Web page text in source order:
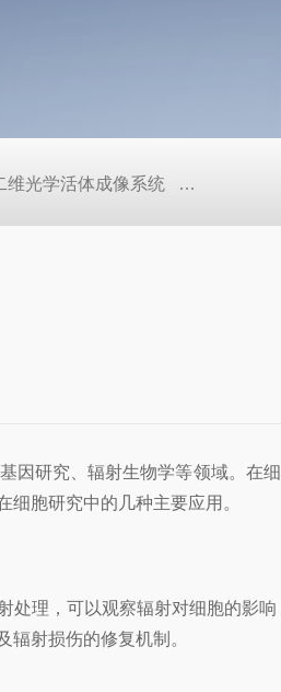
维光学活体成像系统 SHARP
研究、辐射生物学等领域。在
细胞研究中的几种主要应用。
，可以观察辐射对细胞的影
射损伤的修复机制。